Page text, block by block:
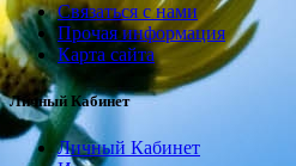
Связаться с нами
Прочая информация
Карта сайта
Личный Кабинет
Личный Кабинет